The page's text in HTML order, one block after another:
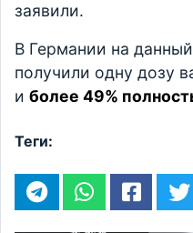
заявили.
В Германии на
получили одну дозу
и более 49%
Теги: